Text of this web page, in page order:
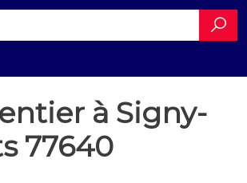
à Signy-
77640